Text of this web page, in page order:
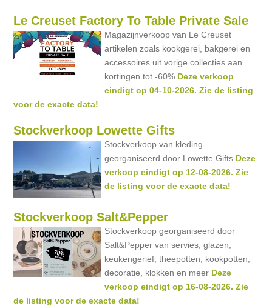
Le Creuset Factory To Table Private Sale
Magazijnverkoop van Le Creuset
artikelen zoals kookgerei, bakgerei en
accessoires uit vorige collecties aan
kortingen tot -60% Deze verkoop
eindigt op 04-10-2026. Zie de listing
voor de exacte data!
Stockverkoop Lowette Gifts
Stockverkoop van kleding
georganiseerd door Lowette Gifts Deze
verkoop eindigt op 12-08-2026. Zie
de listing voor de exacte data!
Stockverkoop Salt&Pepper
Stockverkoop georganiseerd door
Salt&Pepper van servies, glazen,
keukengerief, theepotten, kookpotten,
decoratie, klokken en meer Deze
verkoop eindigt op 16-08-2026. Zie
de listing voor de exacte data!